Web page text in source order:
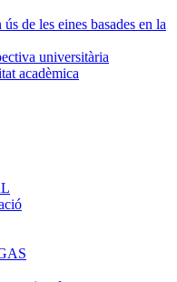
de les eines basades en la
universitària
acadèmica